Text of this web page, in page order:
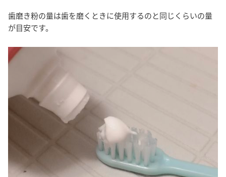
歯磨き粉の量は歯を磨くときに使用するのと同じくらいの量
が目安です。